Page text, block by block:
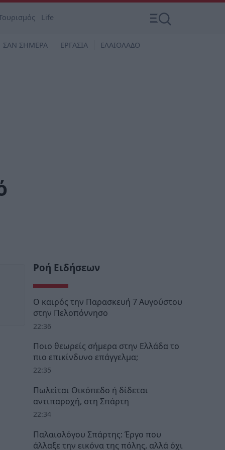
Life
ΣΑΝ ΣΗΜΕΡΑ ΕΡΓΑΣΙΑ ΕΛΑΙΟΛΑΔΟ
Ροή Ειδήσεων
Ο καιρός την Παρασκευή 7 Αυγούστου
στην Πελοπόννησο
22:36
Ποιο θεωρείς σήμερα στην Ελλάδα το
πιο επικίνδυνο επάγγελμα;
22:35
Πωλείται Οικόπεδο ή δίδεται
αντιπαροχή, στη Σπάρτη
22:34
Παλαιολόγου Σπάρτης: Έργο που
άλλαξε την εικόνα της πόλης, αλλά όχι